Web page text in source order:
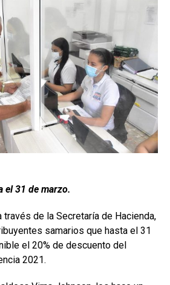
el 31 de marzo.
través de la Secretaría de Hacienda,
samarios que hasta el 31
el 20% de descuento del
2021.